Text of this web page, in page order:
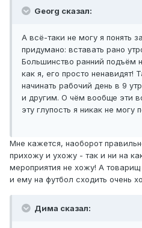
Georg сказал:
А всё-таки не могу я понять
придумано: вставать рано
Большинство ранний подъём
как я, его просто ненавидят!
начинать рабочий день в 9
и другим. О чём вообще эти
эту глупость я никак не могу
Мне кажется, наоборот
прихожу и ухожу - так и ни на
мероприятия не хожу! А
и ему на футбол сходить очень
Дима сказал: